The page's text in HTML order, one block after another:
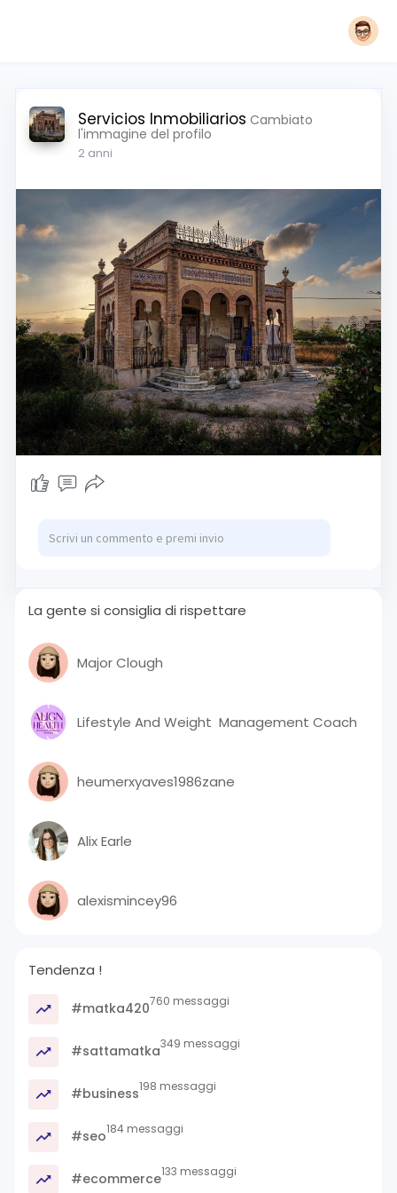
Servicios Inmobiliarios Cambiato
l'immagine del profilo
2 anni
La gente si consiglia di rispettare
Major Clough
Lifestyle And Weight ​ Management Coach
heumerxyaves1986zane
Alix Earle
alexismincey96
Tendenza !
#matka420760 messaggi
#sattamatka349 messaggi
#business198 messaggi
#seo184 messaggi
#ecommerce133 messaggi